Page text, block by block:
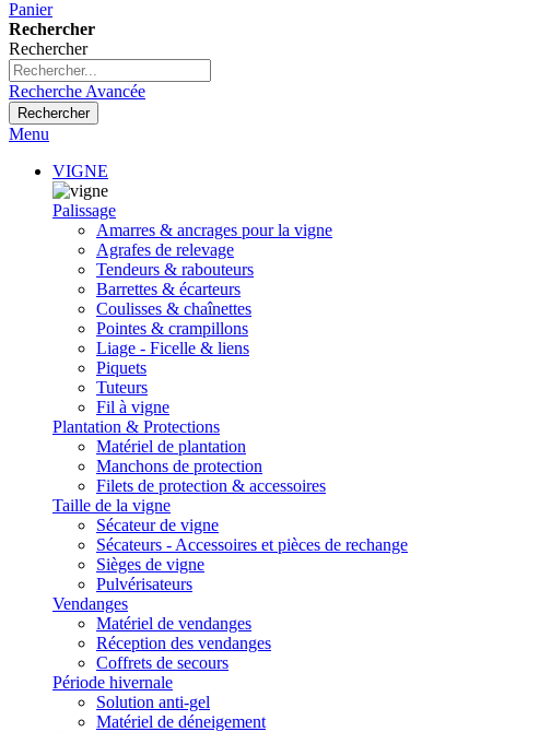
Panier
Rechercher
Rechercher
Recherche Avancée
Rechercher
Menu
VIGNE
Palissage
Amarres & ancrages pour la vigne
Agrafes de relevage
Tendeurs & rabouteurs
Barrettes & écarteurs
Coulisses & chaînettes
Pointes & crampillons
Liage - Ficelle & liens
Piquets
Tuteurs
Fil à vigne
Plantation & Protections
Matériel de plantation
Manchons de protection
Filets de protection & accessoires
Taille de la vigne
Sécateur de vigne
Sécateurs - Accessoires et pièces de rechange
Sièges de vigne
Pulvérisateurs
Vendanges
Matériel de vendanges
Réception des vendanges
Coffrets de secours
Période hivernale
Solution anti-gel
Matériel de déneigement